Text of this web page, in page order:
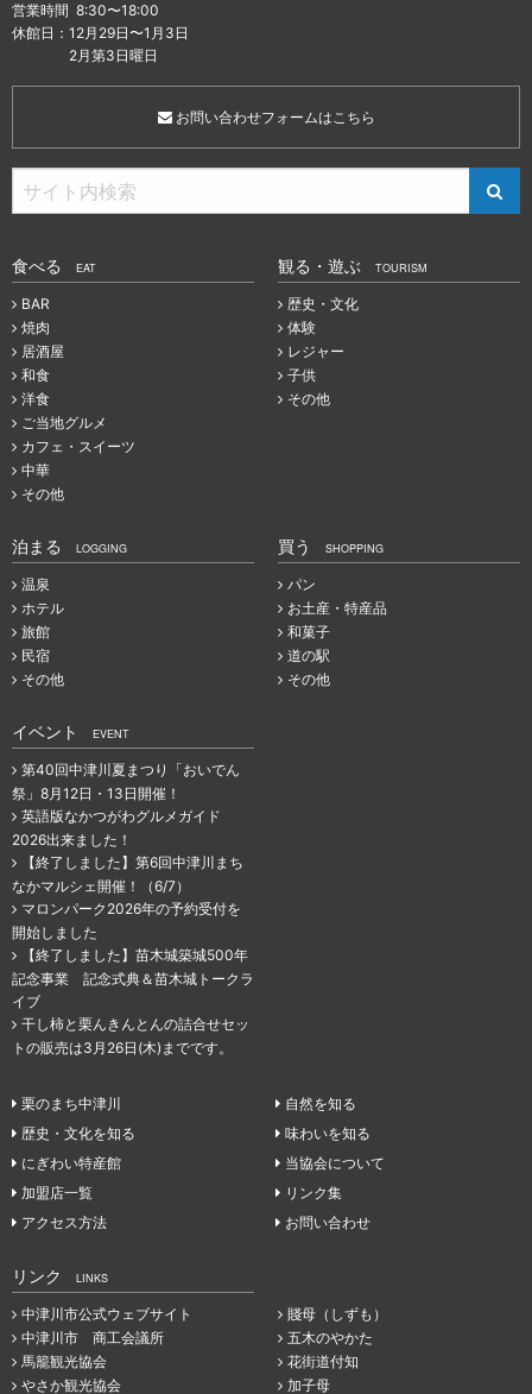
営業時間 8:30〜18:00
休館日：12月29日〜1月3日
2月第3日曜日
お問い合わせフォームはこちら
食べる EAT
BAR
焼肉
居酒屋
和食
洋食
ご当地グルメ
カフェ・スイーツ
中華
その他
観る・遊ぶ TOURISM
歴史・文化
体験
レジャー
子供
その他
泊まる LOGGING
温泉
ホテル
旅館
民宿
その他
買う SHOPPING
パン
お土産・特産品
和菓子
道の駅
その他
イベント EVENT
第40回中津川夏まつり「おいでん
祭」8月12日・13日開催！
英語版なかつがわグルメガイド
2026出来ました！
【終了しました】第6回中津川まち
なかマルシェ開催！（6/7）
マロンパーク2026年の予約受付を
開始しました
【終了しました】苗木城築城500年
記念事業 記念式典＆苗木城トークラ
イブ
干し柿と栗んきんとんの詰合せセッ
トの販売は3月26日(木)までです。
栗のまち中津川
自然を知る
歴史・文化を知る
味わいを知る
にぎわい特産館
当協会について
加盟店一覧
リンク集
アクセス方法
お問い合わせ
リンク LINKS
中津川市公式ウェブサイト
中津川市 商工会議所
馬籠観光協会
やさか観光協会
賤母（しずも）
五木のやかた
花街道付知
加子母